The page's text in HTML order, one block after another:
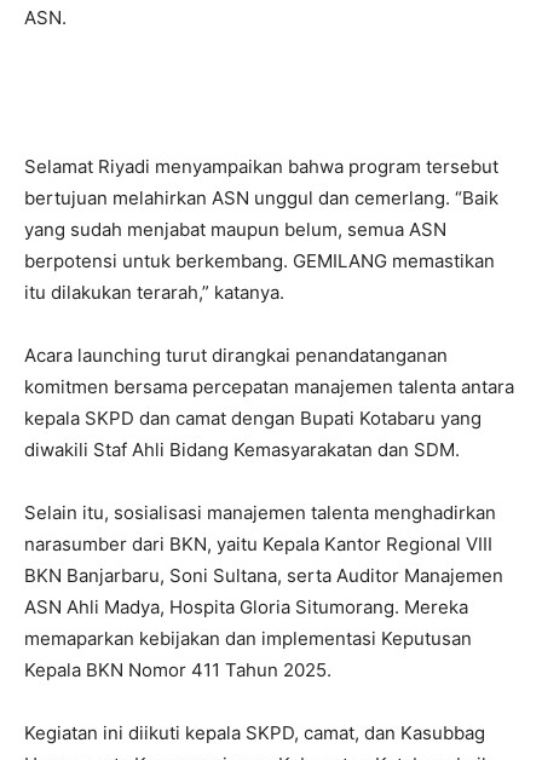
ASN.
Selamat Riyadi menyampaikan bahwa program tersebut
bertujuan melahirkan ASN unggul dan cemerlang. “Baik
yang sudah menjabat maupun belum, semua ASN
berpotensi untuk berkembang. GEMILANG memastikan
itu dilakukan terarah,” katanya.
Acara launching turut dirangkai penandatanganan
komitmen bersama percepatan manajemen talenta antara
kepala SKPD dan camat dengan Bupati Kotabaru yang
diwakili Staf Ahli Bidang Kemasyarakatan dan SDM.
Selain itu, sosialisasi manajemen talenta menghadirkan
narasumber dari BKN, yaitu Kepala Kantor Regional VIII
BKN Banjarbaru, Soni Sultana, serta Auditor Manajemen
ASN Ahli Madya, Hospita Gloria Situmorang. Mereka
memaparkan kebijakan dan implementasi Keputusan
Kepala BKN Nomor 411 Tahun 2025.
Kegiatan ini diikuti kepala SKPD, camat, dan Kasubbag